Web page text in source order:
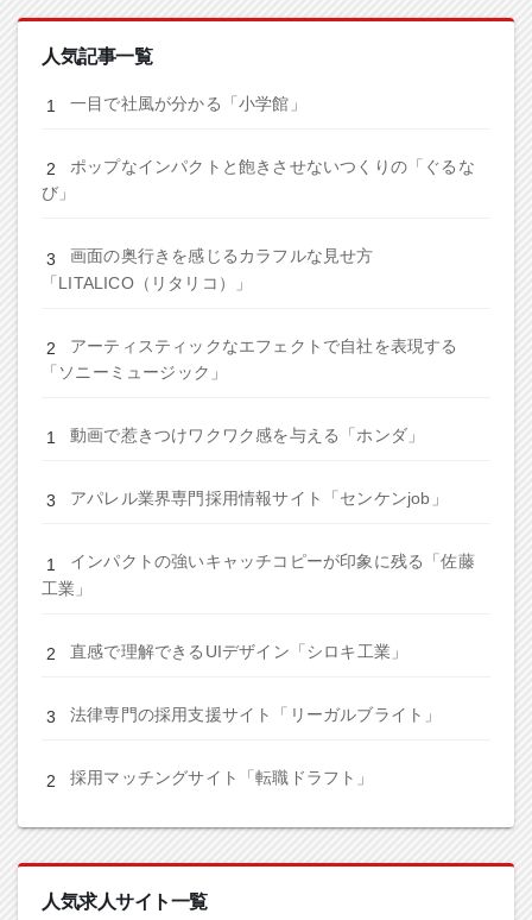
人気記事一覧
一目で社風が分かる「小学館」
ポップなインパクトと飽きさせないつくりの「ぐるな
び」
画面の奥行きを感じるカラフルな見せ方
「LITALICO（リタリコ）」
アーティスティックなエフェクトで自社を表現する
「ソニーミュージック」
動画で惹きつけワクワク感を与える「ホンダ」
アパレル業界専門採用情報サイト「センケンjob」
インパクトの強いキャッチコピーが印象に残る「佐藤
工業」
直感で理解できるUIデザイン「シロキ工業」
法律専門の採用支援サイト「リーガルブライト」
採用マッチングサイト「転職ドラフト」
人気求人サイト一覧